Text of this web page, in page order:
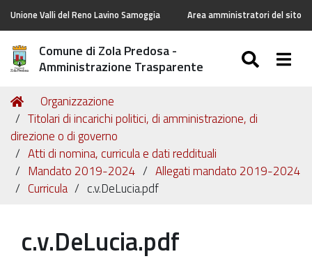
Unione Valli del Reno Lavino Samoggia Area amministratori del sito
Comune di Zola Predosa -
Amministrazione Trasparente
Tu
sei
qui:
Home
Organizzazione
Titolari di incarichi politici, di amministrazione, di
direzione o di governo
Atti di nomina, curricula e dati reddituali
Mandato 2019-2024
Allegati mandato 2019-2024
Curricula
c.v.DeLucia.pdf
c.v.DeLucia.pdf